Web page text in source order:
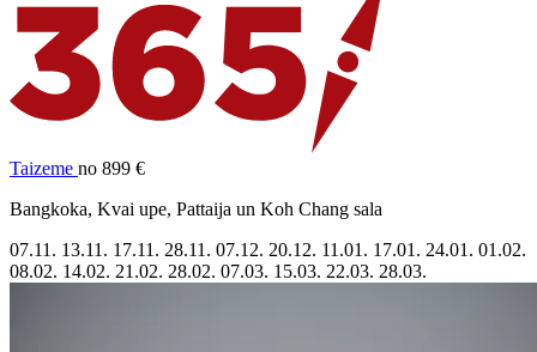
Taizeme no 899 €
Bangkoka, Kvai upe, Pattaija un Koh Chang sala
07.11. 13.11. 17.11. 28.11. 07.12. 20.12. 11.01. 17.01. 24.01. 01.02.
08.02. 14.02. 21.02. 28.02. 07.03. 15.03. 22.03. 28.03.